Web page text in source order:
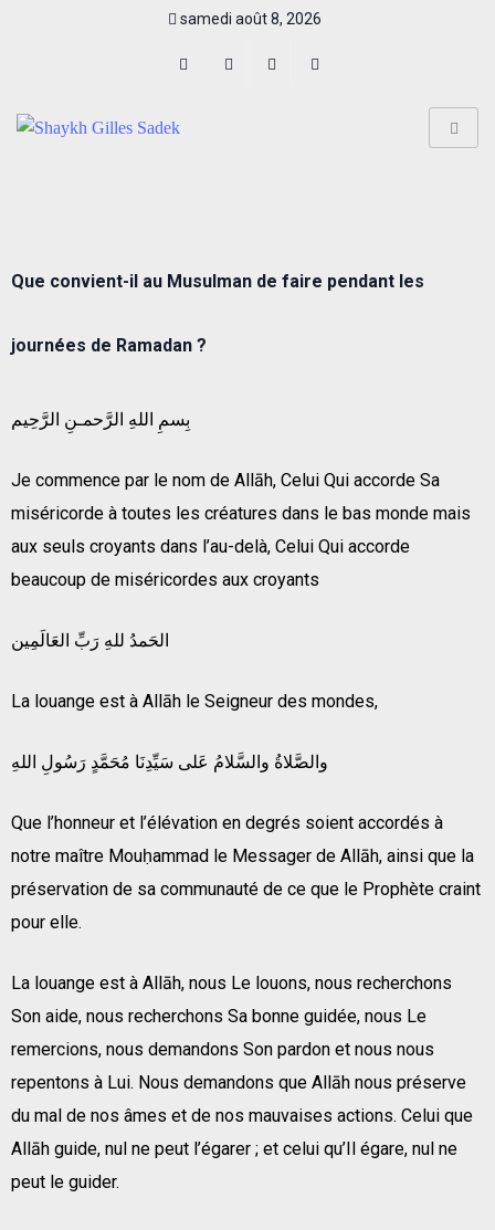
samedi août 8, 2026
Que convient-il au Musulman de faire pendant les
journées de Ramadan ?
بِسمِ اللهِ الرَّحمـنِ الرَّحِيم
Je commence par le nom de Allāh, Celui Qui accorde Sa
miséricorde à toutes les créatures dans le bas monde mais
aux seuls croyants dans l’au-delà, Celui Qui accorde
beaucoup de miséricordes aux croyants
الحَمدُ للهِ رَبِّ العَالَمِين
La louange est à Allāh le Seigneur des mondes,
والصَّلاةُ والسَّلامُ عَلى سَيِّدِنَا مُحَمَّدٍ رَسُولِ اللهِ
Que l’honneur et l’élévation en degrés soient accordés à
notre maître Mouḥammad le Messager de Allāh, ainsi que la
préservation de sa communauté de ce que le Prophète craint
pour elle.
La louange est à Allāh, nous Le louons, nous recherchons
Son aide, nous recherchons Sa bonne guidée, nous Le
remercions, nous demandons Son pardon et nous nous
repentons à Lui. Nous demandons que Allāh nous préserve
du mal de nos âmes et de nos mauvaises actions. Celui que
Allāh guide, nul ne peut l’égarer ; et celui qu’Il égare, nul ne
peut le guider.